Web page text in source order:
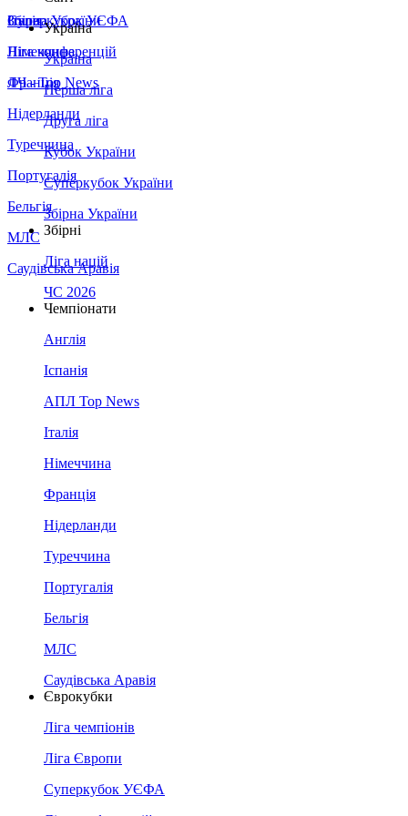
Збірна України
Італія
Німеччина
Франція
Нідерланди
Туреччина
Португалія
Бельгія
МЛС
Саудівська Аравія
Суперкубок УЄФА
Ліга конференцій
ЛЧ - Top News
Україна
Україна
Перша ліга
Друга ліга
Кубок України
Суперкубок України
Збірна України
Збірні
Ліга націй
ЧС 2026
Чемпіонати
Англія
Іспанія
АПЛ Top News
Італія
Німеччина
Франція
Нідерланди
Туреччина
Португалія
Бельгія
МЛС
Саудівська Аравія
Єврокубки
Ліга чемпіонів
Ліга Європи
Суперкубок УЄФА